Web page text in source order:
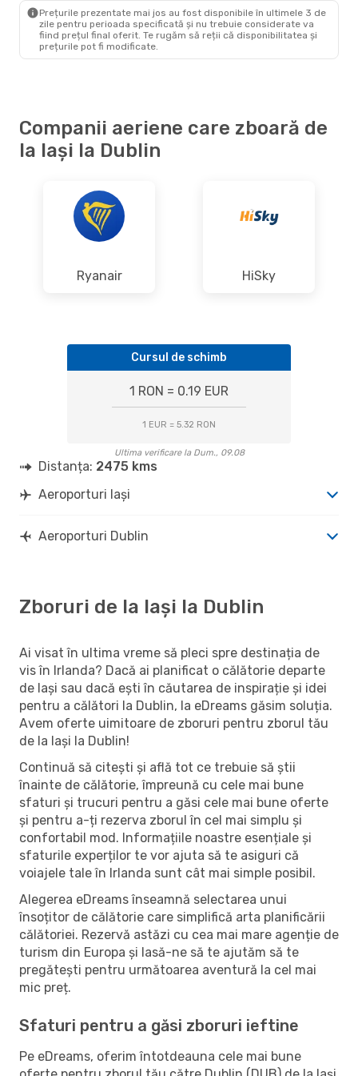
Prețurile prezentate mai jos au fost disponibile în ultimele 3 de
zile pentru perioada specificată și nu trebuie considerate va
fiind prețul final oferit. Te rugăm să reții că disponibilitatea și
prețurile pot fi modificate.
Companii aeriene care zboară de
la Iași la Dublin
Ryanair HiSky
Cursul de schimb
1 RON = 0.19 EUR
1 EUR = 5.32 RON
Ultima verificare la Dum., 09.08
Distanța: 2475 kms
Aeroporturi Iași
Aeroporturi Dublin
Zboruri de la Iași la Dublin
Ai visat în ultima vreme să pleci spre destinația de
vis în Irlanda? Dacă ai planificat o călătorie departe
de Iași sau dacă ești în căutarea de inspirație și idei
pentru a călători la Dublin, la eDreams găsim soluția.
Avem oferte uimitoare de zboruri pentru zborul tău
de la Iași la Dublin!
Continuă să citești și află tot ce trebuie să știi
înainte de călătorie, împreună cu cele mai bune
sfaturi și trucuri pentru a găsi cele mai bune oferte
și pentru a-ți rezerva zborul în cel mai simplu și
confortabil mod. Informațiile noastre esențiale și
sfaturile experților te vor ajuta să te asiguri că
voiajele tale în Irlanda sunt cât mai simple posibil.
Alegerea eDreams înseamnă selectarea unui
însoțitor de călătorie care simplifică arta planificării
călătoriei. Rezervă astăzi cu cea mai mare agenție de
turism din Europa și lasă-ne să te ajutăm să te
pregătești pentru următoarea aventură la cel mai
mic preț.
Sfaturi pentru a găsi zboruri ieftine
Pe eDreams, oferim întotdeauna cele mai bune